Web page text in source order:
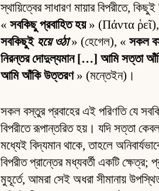
স্থায়িত্বের সাধারণ মায়ার বিপরীতে,
«সবকিছু প্রবাহিত হয়» (Πάντα
সবকিছুই হয়ে ওঠা» (হেগেল), «সকল
নিরন্তর দোদুল্যমান […] আমি সত্তা
আমি আঁকি উত্তরণ» (মন্তেইন)।
সকল বস্তুর প্রবাহের এই পরিণতি যে
বিপরীতে রূপান্তরিত হয়। যদি সত্তা কেবল
মধ্যেই বিদ্যমান থাকে, তাহলে
বিপরীত প্রান্তের মধ্যবর্তী একটি ক্ষেত্র;
মুহূর্তে, আমরা সেই অধরা সীমানায়